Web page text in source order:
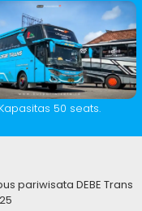
Kapasitas 50 seats.
pariwisata DEBE Trans